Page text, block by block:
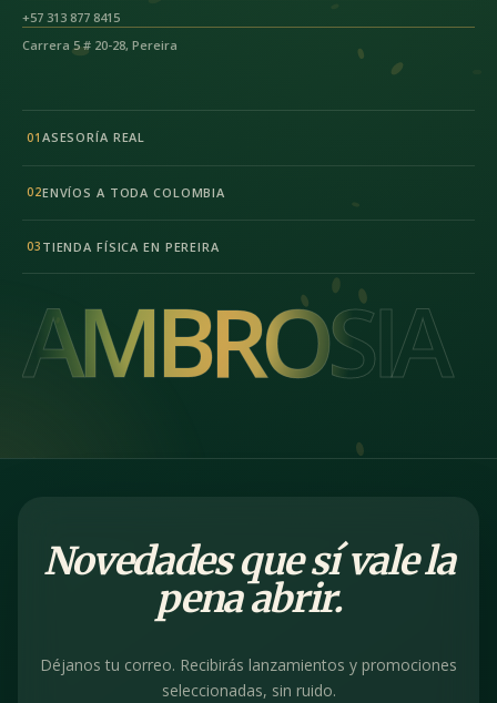
+57 313 877 8415
Carrera 5 # 20-28, Pereira
01 ASESORÍA REAL
02ENVÍOS A TODA COLOMBIA
03 TIENDA FÍSICA EN PEREIRA
AMBROSIA
AMBROSIA
Novedades que sí vale la
pena abrir.
Déjanos tu correo. Recibirás lanzamientos y promociones
seleccionadas, sin ruido.